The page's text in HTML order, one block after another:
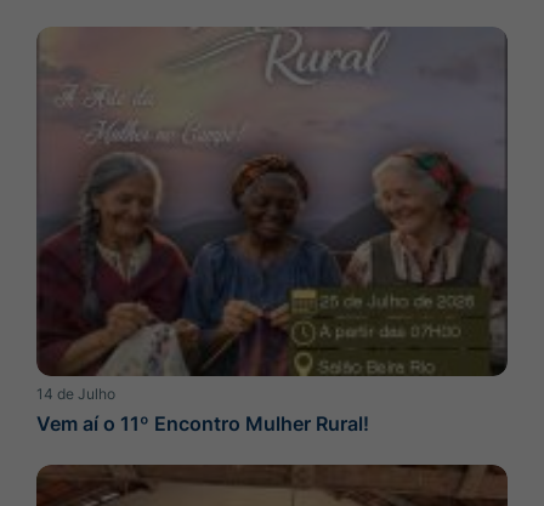
14 de Julho
Vem aí o 11º Encontro Mulher Rural!